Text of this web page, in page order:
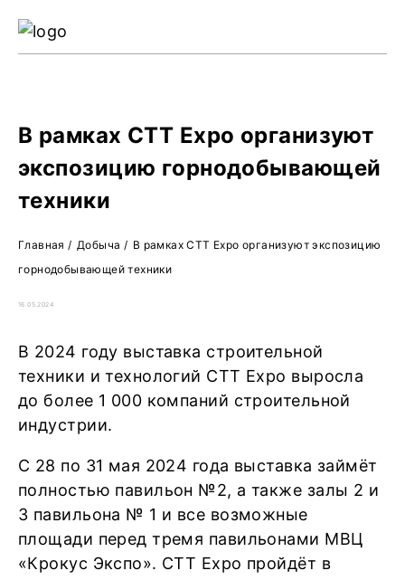
В рамках СTT Expo организуют
экспозицию горнодобывающей
техники
Главная / Добыча / В рамках СTT Expo организуют экспозицию
горнодобывающей техники
16.05.2024
В 2024 году выставка строительной
техники и технологий CTT Expo выросла
до более 1 000 компаний строительной
индустрии.
С 28 по 31 мая 2024 года выставка займёт
полностью павильон №2, а также залы 2 и
3 павильона № 1 и все возможные
площади перед тремя павильонами МВЦ
«Крокус Экспо». СTT Expo пройдёт в